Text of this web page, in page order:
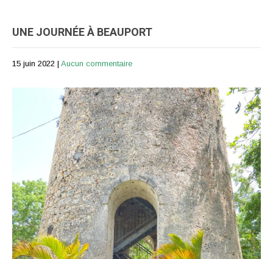
UNE JOURNÉE À BEAUPORT
15 juin 2022 | Aucun commentaire